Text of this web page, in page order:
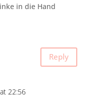
in die Hand
Reply
22:56